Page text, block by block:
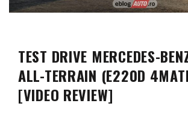
TEST DRIVE MERCEDES-
ALL-TERRAIN (E220D
[VIDEO REVIEW]